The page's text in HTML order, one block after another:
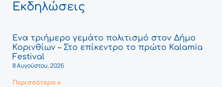
Εκδηλώσεις
Ένα τριήμερο γεμάτο πολιτισμό στον Δήμο
Κορινθίων – Στο επίκεντρο το πρώτο Kalamia
Festival
8 Αυγούστου, 2026
Περισσότερα »